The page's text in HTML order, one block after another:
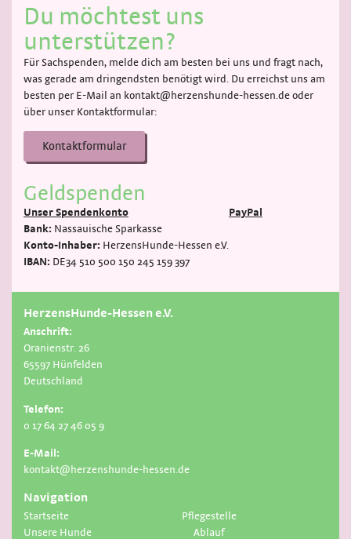
Du möchtest uns
unterstützen?
Für Sachspenden, melde dich am besten bei uns und fragt nach,
was gerade am dringendsten benötigt wird. Du erreichst uns am
besten per E-Mail an kontakt@herzenshunde-hessen.de oder
über unser Kontaktformular:
Kontaktformular
Geldspenden
Unser Spendenkonto
Bank: Nassauische Sparkasse
Konto-Inhaber: HerzensHunde-Hessen e.V.
IBAN: DE34 510 500 150 245 159 397
PayPal
HerzensHunde-Hessen e.V.
Anschrift:
Oranienstr. 26
65597 Hünfelden
Deutschland
Telefon:
0 17 64 27 46 05 9
E-Mail:
kontakt@herzenshunde-hessen.de
Navigation
Startseite
Unsere Hunde
Pflegestelle
Ablauf